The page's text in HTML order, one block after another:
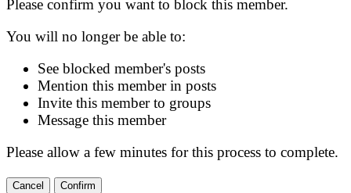
Please confirm you want to block this member.
You will no longer be able to:
See blocked member's posts
Mention this member in posts
Invite this member to groups
Message this member
Please allow a few minutes for this process to complete.
Confirm